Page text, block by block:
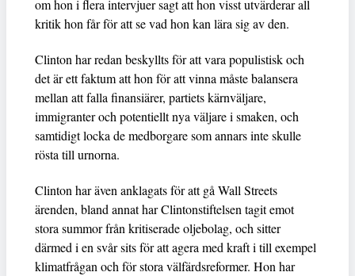
om hon i flera intervjuer sagt att hon visst utvärderar all
kritik hon får för att se vad hon kan lära sig av den.
Clinton har redan beskyllts för att vara populistisk och
det är ett faktum att hon för att vinna måste balansera
mellan att falla finansiärer, partiets kärnväljare,
immigranter och potentiellt nya väljare i smaken, och
samtidigt locka de medborgare som annars inte skulle
rösta till urnorna.
Clinton har även anklagats för att gå Wall Streets
ärenden, bland annat har Clintonstiftelsen tagit emot
stora summor från kritiserade oljebolag, och sitter
därmed i en svår sits för att agera med kraft i till exempel
klimatfrågan och för stora välfärdsreformer. Hon har